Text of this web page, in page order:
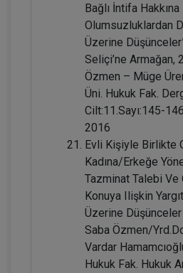
Tüketici Hukuku
Oturumlar (8 Oturum)
2160
Bağlı İntifa Hakkına
Olumsuzluklardan
Üzerine
Seliçi’ne Armağan,
Özmen – Müge
Üni. Hukuk Fak.
Cilt:11.Sayı:145-
2016
Evli Kişiyle Birlikte
Kadına/Erkeğe
Tazminat Talebi
Konuya Ilişkin
Üzerine
Saba Özmen/
Vardar
Hukuk Fak. Hukuk